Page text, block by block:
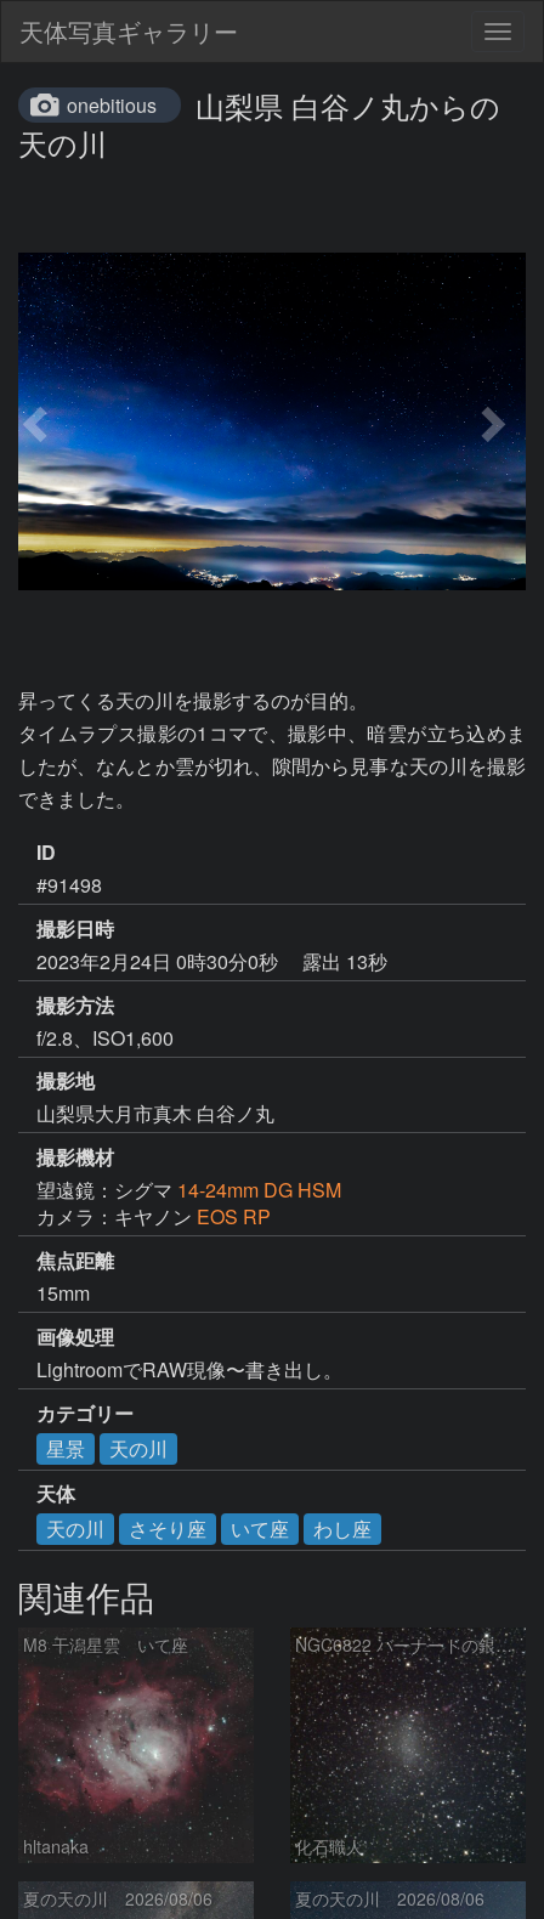
天体写真ギャラリー
onebitious
山梨県 白谷ノ丸からの
天の川
昇ってくる天の川を撮影するのが目的。
タイムラプス撮影の1コマで、撮影中、暗雲が立ち込めま
したが、なんとか雲が切れ、隙間から見事な天の川を撮影
できました。
ID
#91498
撮影日時
2023年2月24日 0時30分0秒
露出 13秒
撮影方法
f/2.8、ISO1,600
撮影地
山梨県大月市真木 白谷ノ丸
撮影機材
望遠鏡：シグマ 14-24mm DG HSM
カメラ：キヤノン EOS RP
焦点距離
15mm
画像処理
LightroomでRAW現像〜書き出し。
カテゴリー
星景
天の川
天体
天の川
さそり座 いて座 わし座
関連作品
M8 干潟星雲 いて座
hltanaka
NGC6822 バーナードの銀河 いて座
化石職人
夏の天の川 2026/08/06 夏の天の川 2026/08/06